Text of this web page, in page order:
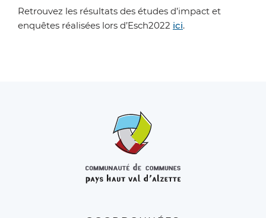
Retrouvez les résultats des études d’impact et
enquêtes réalisées lors d’Esch2022 ici.